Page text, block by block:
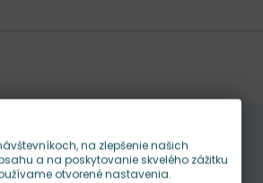
na zlepšenie našich
a na poskytovanie skvelého zážitku
otvorené nastavenia.